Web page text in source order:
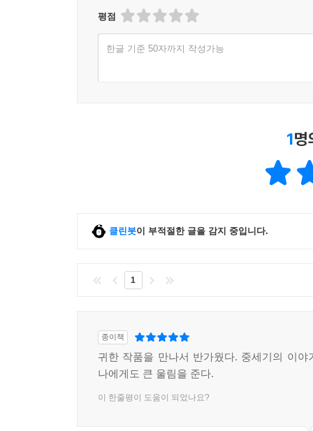
평점
한글 기준 50자까지 작성가능
1명
클린봇이 부적절한 글을 감지 중입니다.
1
종이책
귀한 작품을 만나서 반가웠다. 중세기의 이야
나에게도 큰 울림을 준다.
이 한줄평이 도움이 되었나요?